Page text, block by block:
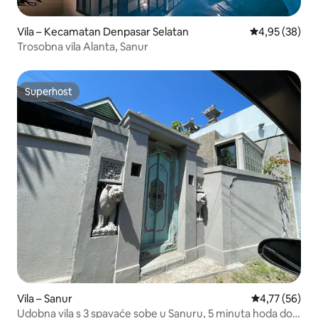
Vila – Kecamatan Denpasar Selatan Prosječna
4,95 (38)
Trosobna vila Alanta, Sanur
Superhost
Superhost
Vila – Sanur Prosječna
4,77 (56)
Udobna vila s 3 spavaće sobe u Sanuru, 5 minuta hoda do